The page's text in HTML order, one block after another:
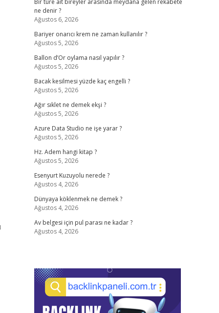
Bir türe ait bireyler arasında meydana gelen rekabete
ne denir ?
Ağustos 6, 2026
Bariyer onarıcı krem ne zaman kullanılır ?
Ağustos 5, 2026
Ballon d’Or oylama nasıl yapılır ?
Ağustos 5, 2026
Bacak kesilmesi yüzde kaç engelli ?
Ağustos 5, 2026
Ağır sıklet ne demek ekşi ?
Ağustos 5, 2026
Azure Data Studio ne işe yarar ?
Ağustos 5, 2026
Hz. Adem hangi kitap ?
Ağustos 5, 2026
Esenyurt Kuzuyolu nerede ?
Ağustos 4, 2026
Dünyaya köklenmek ne demek ?
Ağustos 4, 2026
Av belgesi için pul parası ne kadar ?
Ağustos 4, 2026